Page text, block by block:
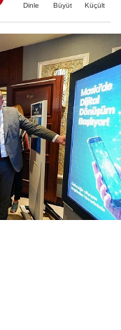
Dinle Büyüt Küçült